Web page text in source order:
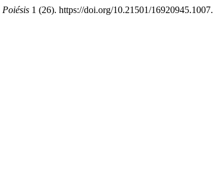
Poiésis 1 (26). https://doi.org/10.21501/16920945.1007.